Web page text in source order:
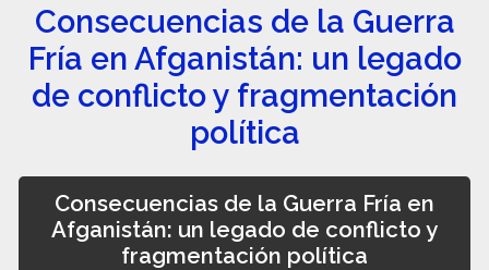
Consecuencias de la Guerra
Fría en Afganistán: un legado
de conflicto y fragmentación
política
Consecuencias de la Guerra Fría en
Afganistán: un legado de conflicto y
fragmentación política